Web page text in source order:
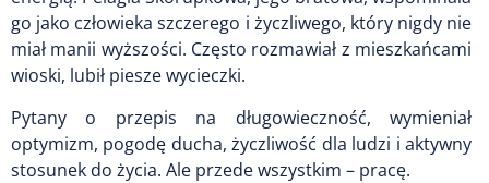
go jako człowieka szczerego i życzliwego, który nigdy nie
miał manii wyższości. Często rozmawiał z mieszkańcami
wioski, lubił piesze wycieczki.
Pytany o przepis na długowieczność, wymieniał
optymizm, pogodę ducha, życzliwość dla ludzi i aktywny
stosunek do życia. Ale przede wszystkim – pracę.